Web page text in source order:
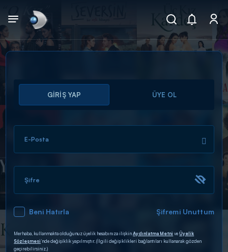
Arama
ARAMA SONUÇLARI
DİĞER SONUÇLAR
GİRİŞ YAP ÜYE OL
E-Posta
Şifre
Beni Hatırla Şifremi Unuttum
Merhaba, kullanmakta olduğunuz üyelik hesabınıza ilişkinAydınlatma Metni veÜyelik
Sözleşmesi’nde değişiklik yapılmıştır. (İlgili değişiklikleri bağlantıları kullanarak gözden
geçirebilirsiniz.)